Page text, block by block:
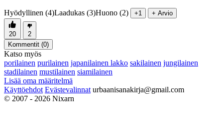
Hyödyllinen (4)Laadukas (3)Huono (2) +1 + Arvio
20
2
Kommentit (0)
Katso myös
porilainen purilainen japanilainen lakko sakilainen jungilainen
stadilainen mustilainen siamilainen
Lisää oma määritelmä
Käyttöehdot Evästevalinnat urbaanisanakirja@gmail.com
© 2007 - 2026 Nixarn